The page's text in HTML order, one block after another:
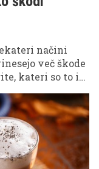
načini
več škode
kateri so to in